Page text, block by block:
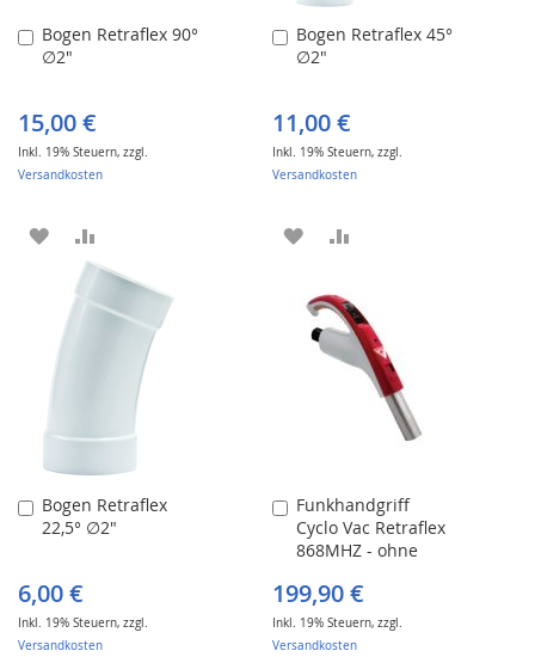
Bogen Retraflex 90°
∅2"
15,00 €
Inkl. 19% Steuern, zzgl.
Versandkosten
In
den
ZUR
WUNSCHLISTE
HINZUFÜGEN
VERGLEICHSLISTE
HINZUFÜGEN
Bogen Retraflex 45°
∅2"
11,00 €
Inkl. 19% Steuern,zzgl.
Versandkosten
In
den
ZUR
HINZUFÜGEN
HINZUFÜGEN
Bogen Retraflex
22,5° ∅2"
6,00 €
Inkl. 19% Steuern, zzgl.
Versandkosten
In
den
Funkhandgriff
Cyclo Vac Retraflex
868MHZ - ohne
199,90 €
Inkl. 19% Steuern,zzgl.
Versandkosten
In
den
Warenkorb